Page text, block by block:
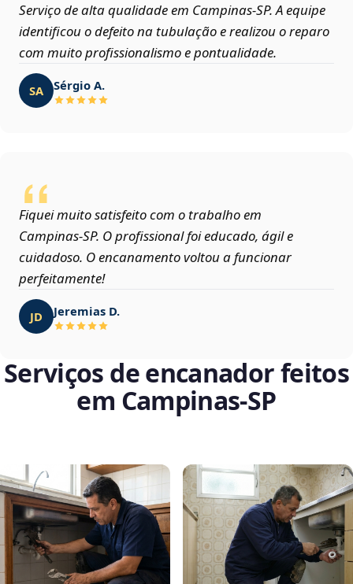
Serviço de alta qualidade em Campinas‑SP. A equipe
identificou o defeito na tubulação e realizou o reparo
com muito profissionalismo e pontualidade.
SA Sérgio A.
Fiquei muito satisfeito com o trabalho em
Campinas‑SP. O profissional foi educado, ágil e
cuidadoso. O encanamento voltou a funcionar
perfeitamente!
JD Jeremias D.
Serviços de encanador feitos
em Campinas‑SP